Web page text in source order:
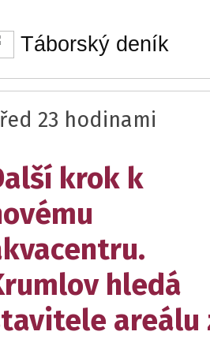
Táborský deník
23 hodinami
krok k
hledá
areálu